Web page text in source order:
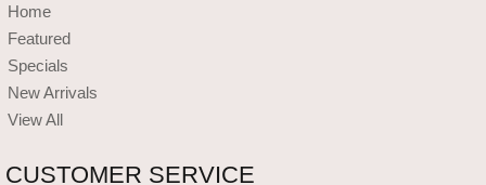
Home
Featured
Specials
New Arrivals
View All
CUSTOMER SERVICE